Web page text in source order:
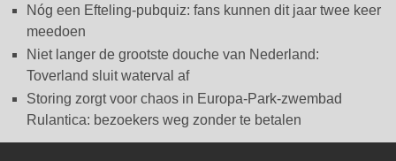
Nóg een Efteling-pubquiz: fans kunnen dit jaar twee keer
meedoen
Niet langer de grootste douche van Nederland:
Toverland sluit waterval af
Storing zorgt voor chaos in Europa-Park-zwembad
Rulantica: bezoekers weg zonder te betalen